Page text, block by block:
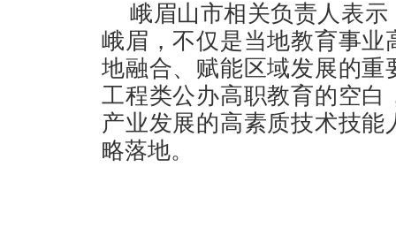
峨眉山市相关负责人表
峨眉，不仅是当地教育事
地融合、赋能区域发展的
工程类公办高职教育的空
产业发展的高素质技术技
略落地。